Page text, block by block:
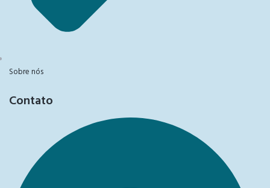
Sobre nós
Contato